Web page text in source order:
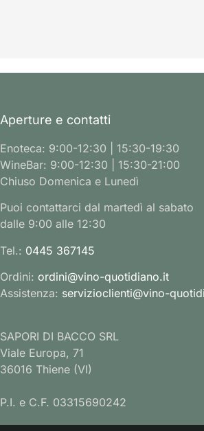
Aperture e contatti
Enoteca: 9:00-12:30 | 15:30-19:30
WineBar: 9:00-12:30 | 15:30-21:00
Chiuso Domenica e Lunedì
Puoi contattarci dal martedì al sabato
dalle 9:00 alle 12:30
Tel.: 0445 367145
Ordini: ordini@vino-quotidiano.it
Assistenza: servizioclienti@vino-
SAPORI DI BACCO SRL
Viale Europa, 71
36016 Thiene (VI)
P.I. e C.F. 03315690242